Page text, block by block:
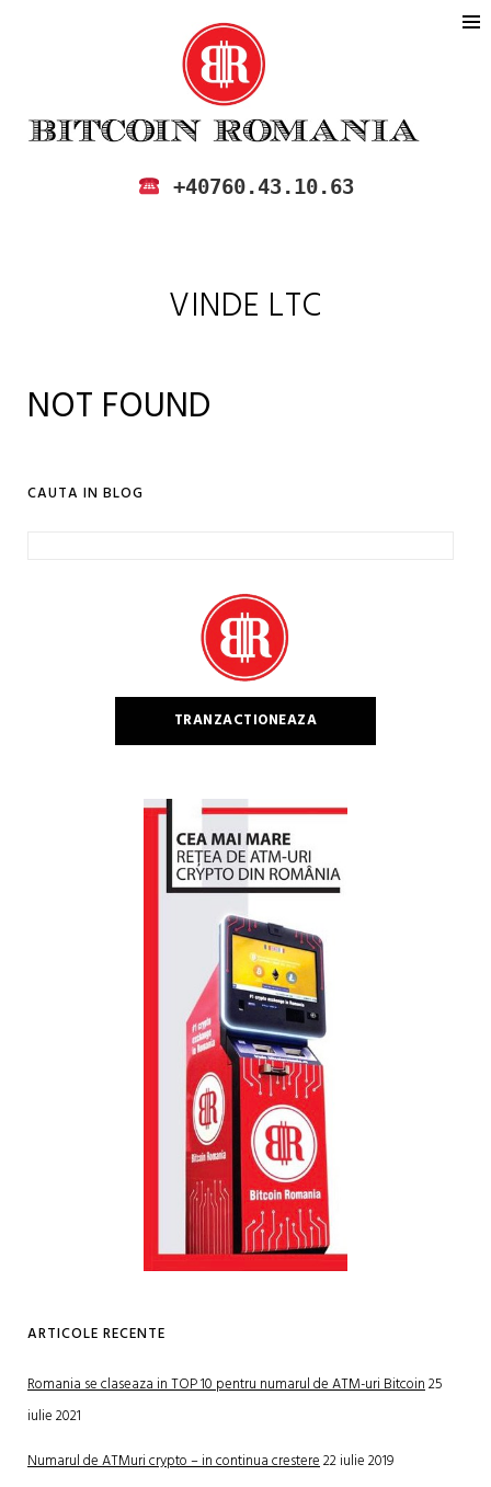
BITCOIN ROMANIA
CUMPARA SI VINDE BITCOIN IN
+40760.43.10.63
VINDE LTC
NOT FOUND
CAUTA IN BLOG
TRANZACTIONEAZA
ARTICOLE RECENTE
Romania se claseaza in TOP 10 pentru numarul de ATM-uri Bitcoin25
iulie 2021
Numarul de ATMuri crypto – in continua crestere22 iulie 2019